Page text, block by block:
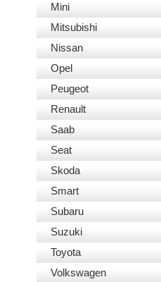
Mini
Mitsubishi
Nissan
Opel
Peugeot
Renault
Saab
Seat
Skoda
Smart
Subaru
Suzuki
Toyota
Volkswagen